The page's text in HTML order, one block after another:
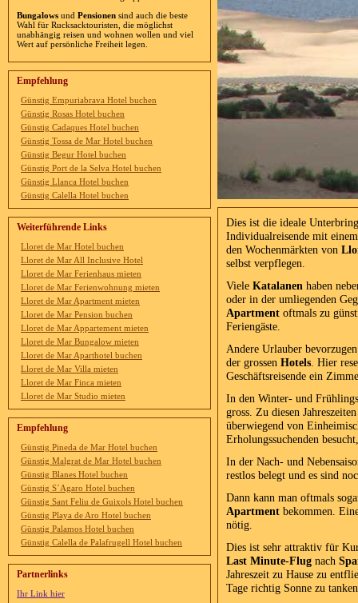
Bungalows und Pensionen sind auch die beste
Wahl für Rucksacktouristen, die möglichst
unabhängig reisen und wohnen wollen und viel
Wert auf persönliche Freiheit legen.
Empfehlung
Günstig Empuriabrava Hotel buchen
Günstig Rosas Hotel buchen
Günstig Cadaques Hotel buchen
Günstig Tossa de Mar Hotel buchen
Günstig Begur Hotel buchen
Günstig Port de la Selva Hotel buchen
Günstig Llanca Hotel buchen
Günstig Calella Hotel buchen
Weiterführende Links
Lloret de Mar Hotel buchen
Lloret de Mar All Inclusive Hotel
Lloret de Mar Ferienhaus mieten
Lloret de Mar Ferienwohnung mieten
Lloret de Mar Apartment mieten
Lloret de Mar Pension buchen
Lloret de Mar Appartement mieten
Lloret de Mar Bungalow mieten
Lloret de Mar Aparthotel buchen
Lloret de Mar Villa mieten
Lloret de Mar Finca mieten
Lloret de Mar Studio mieten
Empfehlung
Günstig Pineda de Mar Hotel buchen
Günstig Malgrat de Mar Hotel buchen
Günstig Blanes Hotel buchen
Günstig S´Agaro Hotel buchen
Günstig Sant Feliu de Guixols Hotel buchen
Günstig Playa de Aro Hotel buchen
Günstig Palamos Hotel buchen
Günstig Calella de Palafrugell Hotel buchen
Partnerlinks
Ihr Link hier
Dies ist die ideale
Individualreisende mit
den Wochenmärkten von
selbst verpflegen.
Viele Katalanen haben
oder in der umliegenden
Apartment oftmals zu
Feriengäste.
Andere Urlauber
der grossen Hotels . Hier
Geschäftsreisende ein
In den Winter- und
gross. Zu diesen
überwiegend von
Erholungssuchenden
In der Nach- und
restlos belegt und es sind
Dann kann man oftmals
Apartment bekommen.
nötig.
Dies ist sehr attraktiv für
Last Minute-Flug nach
Jahreszeit zu Hause zu
Tage richtig Sonne zu